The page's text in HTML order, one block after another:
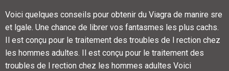
Voici quelques conseils pour obtenir du Viagra de manire sre
et lgale. Une chance de librer vos fantasmes les plus cachs.
Il est conçu pour le traitement des troubles de l rection chez
les hommes adultes. Il est conçu pour le traitement des
troubles de l rection chez les hommes adultes Voici